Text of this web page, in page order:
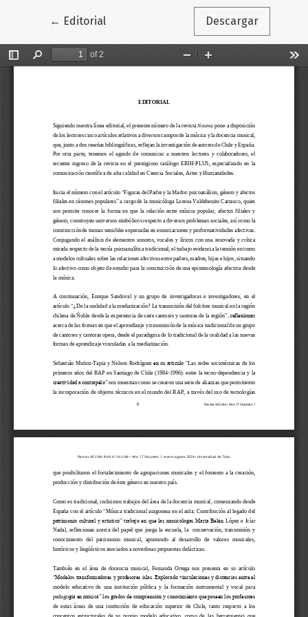
← Volver a los detalles del artículo
Editorial Descargar